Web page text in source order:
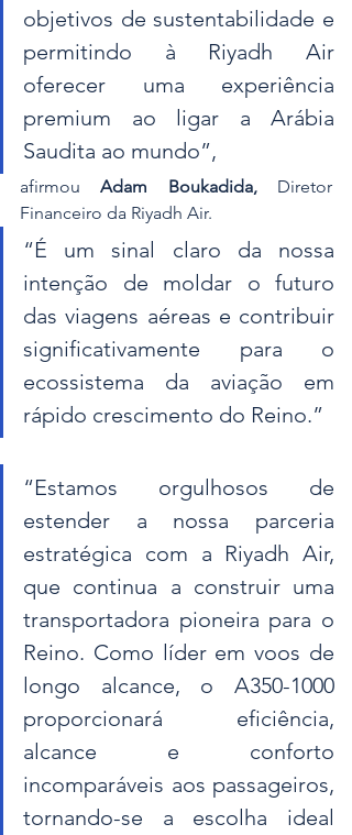
objetivos de sustentabilidade e
permitindo à Riyadh Air
oferecer uma experiência
premium ao ligar a Arábia
Saudita ao mundo”,
afirmou Adam Boukadida, Diretor
Financeiro da Riyadh Air.
“É um sinal claro da nossa
intenção de moldar o futuro
das viagens aéreas e contribuir
significativamente para o
ecossistema da aviação em
rápido crescimento do Reino.”
“Estamos orgulhosos de
estender a nossa parceria
estratégica com a Riyadh Air,
que continua a construir uma
transportadora pioneira para o
Reino. Como líder em voos de
longo alcance, o A350-1000
proporcionará eficiência,
alcance e conforto
incomparáveis ​​aos passageiros,
tornando-se a escolha ideal